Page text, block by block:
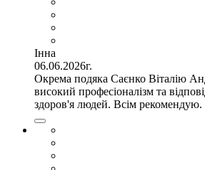
Інна
06.06.2026г.
Окрема подяка Саєнко Віталію
високий професіоналізм та
здоров'я людей. Всім рекомендую.